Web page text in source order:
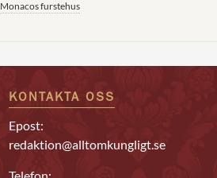
Monacos furstehus
KONTAKTA OSS
Epost:
redaktion@alltomkungligt.se